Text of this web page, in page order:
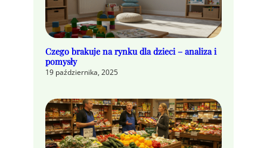
Czego brakuje na rynku dla dzieci – analiza i
pomysły
19 października, 2025